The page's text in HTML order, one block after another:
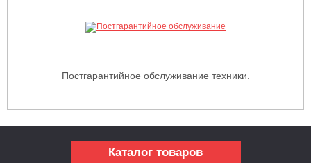
Постгарантийное обслуживание техники.
Каталог товаров